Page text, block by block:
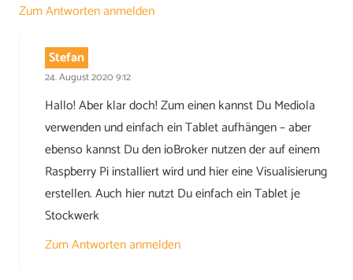
Zum Antworten anmelden
Stefan
24. August 2020 9:12
Hallo! Aber klar doch! Zum einen kannst Du Mediola
verwenden und einfach ein Tablet aufhängen – aber
ebenso kannst Du den ioBroker nutzen der auf einem
Raspberry Pi installiert wird und hier eine Visualisierung
erstellen. Auch hier nutzt Du einfach ein Tablet je
Stockwerk
Zum Antworten anmelden